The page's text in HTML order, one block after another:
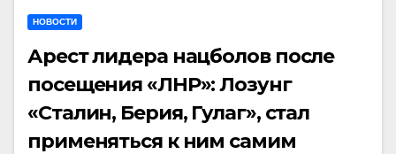
НОВОСТИ
Арест лидера нацболов после
посещения «ЛНР»: Лозунг
«Сталин, Берия, Гулаг», стал
применяться к ним самим